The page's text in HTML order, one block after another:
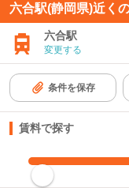
六合駅(静岡県)近く
六合駅
変更する
条件を保存
賃料で探す